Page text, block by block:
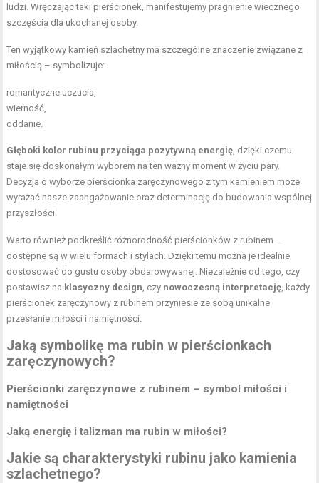
ludzi. Wręczając taki pierścionek, manifestujemy pragnienie wiecznego
szczęścia dla ukochanej osoby.
Ten wyjątkowy kamień szlachetny ma szczególne znaczenie związane z
miłością – symbolizuje:
romantyczne uczucia,
wierność,
oddanie.
Głęboki kolor rubinu przyciąga pozytywną energię , dzięki czemu
staje się doskonałym wyborem na ten ważny moment w życiu pary.
Decyzja o wyborze pierścionka zaręczynowego z tym kamieniem może
wyrażać nasze zaangażowanie oraz determinację do budowania wspólnej
przyszłości.
Warto również podkreślić różnorodność pierścionków z rubinem –
dostępne są w wielu formach i stylach. Dzięki temu można je idealnie
dostosować do gustu osoby obdarowywanej. Niezależnie od tego, czy
postawisz na klasyczny design , czy nowoczesną interpretację , każdy
pierścionek zaręczynowy z rubinem przyniesie ze sobą unikalne
przesłanie miłości i namiętności.
Jaką symbolikę ma rubin w pierścionkach
zaręczynowych?
Pierścionki zaręczynowe z rubinem – symbol miłości i
namiętności
Jaką energię i talizman ma rubin w miłości?
Jakie są charakterystyki rubinu jako kamienia
szlachetnego?